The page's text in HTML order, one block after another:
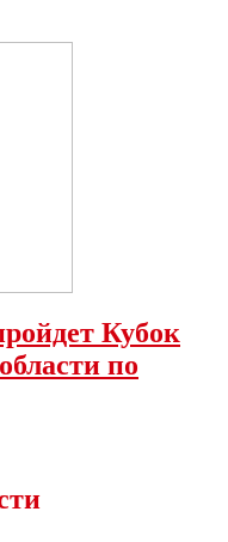
Кубок
по